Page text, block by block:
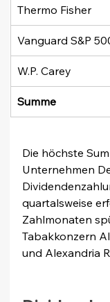
Thermo Fisher
Vanguard S&P
W.P. Carey
Summe
Die höchste
Unternehmen
quartalsweise
Zahlmonaten
Tabakkonzern
und Alexandria